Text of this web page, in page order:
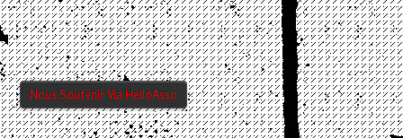
Nous Soutenir Via HelloAsso